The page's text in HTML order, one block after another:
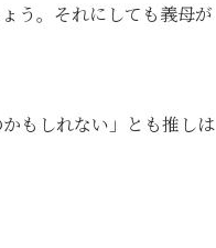
う。それにしても義母が
もしれない」とも推しは